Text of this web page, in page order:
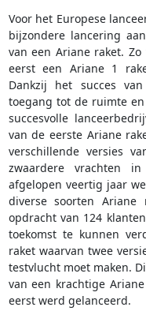
Voor het Europese
bijzondere lancering
van een Ariane raket.
eerst een Ariane 1
Dankzij het succes
toegang tot de ruimte
succesvolle
van de eerste Ariane
verschillende versies
zwaardere vrachten
afgelopen veertig jaar
diverse soorten
opdracht van 124
toekomst te kunnen
raket waarvan twee
testvlucht moet maken.
van een krachtige
eerst werd gelanceerd.